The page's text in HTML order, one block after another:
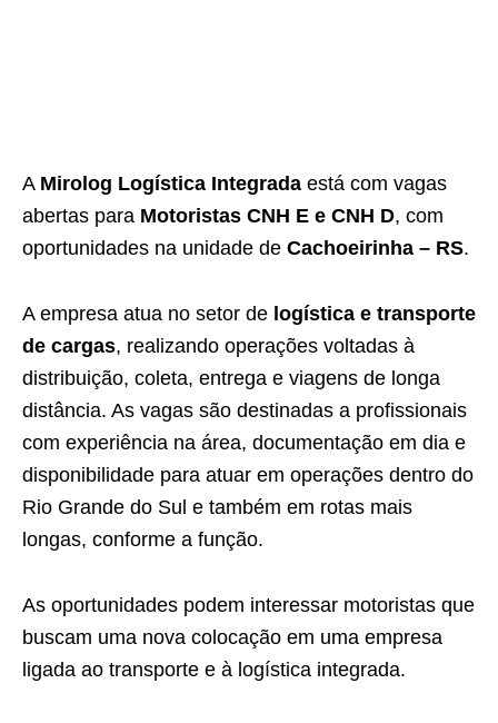
A Mirolog Logística Integrada está com vagas
abertas para Motoristas CNH E e CNH D, com
oportunidades na unidade de Cachoeirinha – RS.
A empresa atua no setor de logística e transporte
de cargas, realizando operações voltadas à
distribuição, coleta, entrega e viagens de longa
distância. As vagas são destinadas a profissionais
com experiência na área, documentação em dia e
disponibilidade para atuar em operações dentro do
Rio Grande do Sul e também em rotas mais
longas, conforme a função.
As oportunidades podem interessar motoristas que
buscam uma nova colocação em uma empresa
ligada ao transporte e à logística integrada.